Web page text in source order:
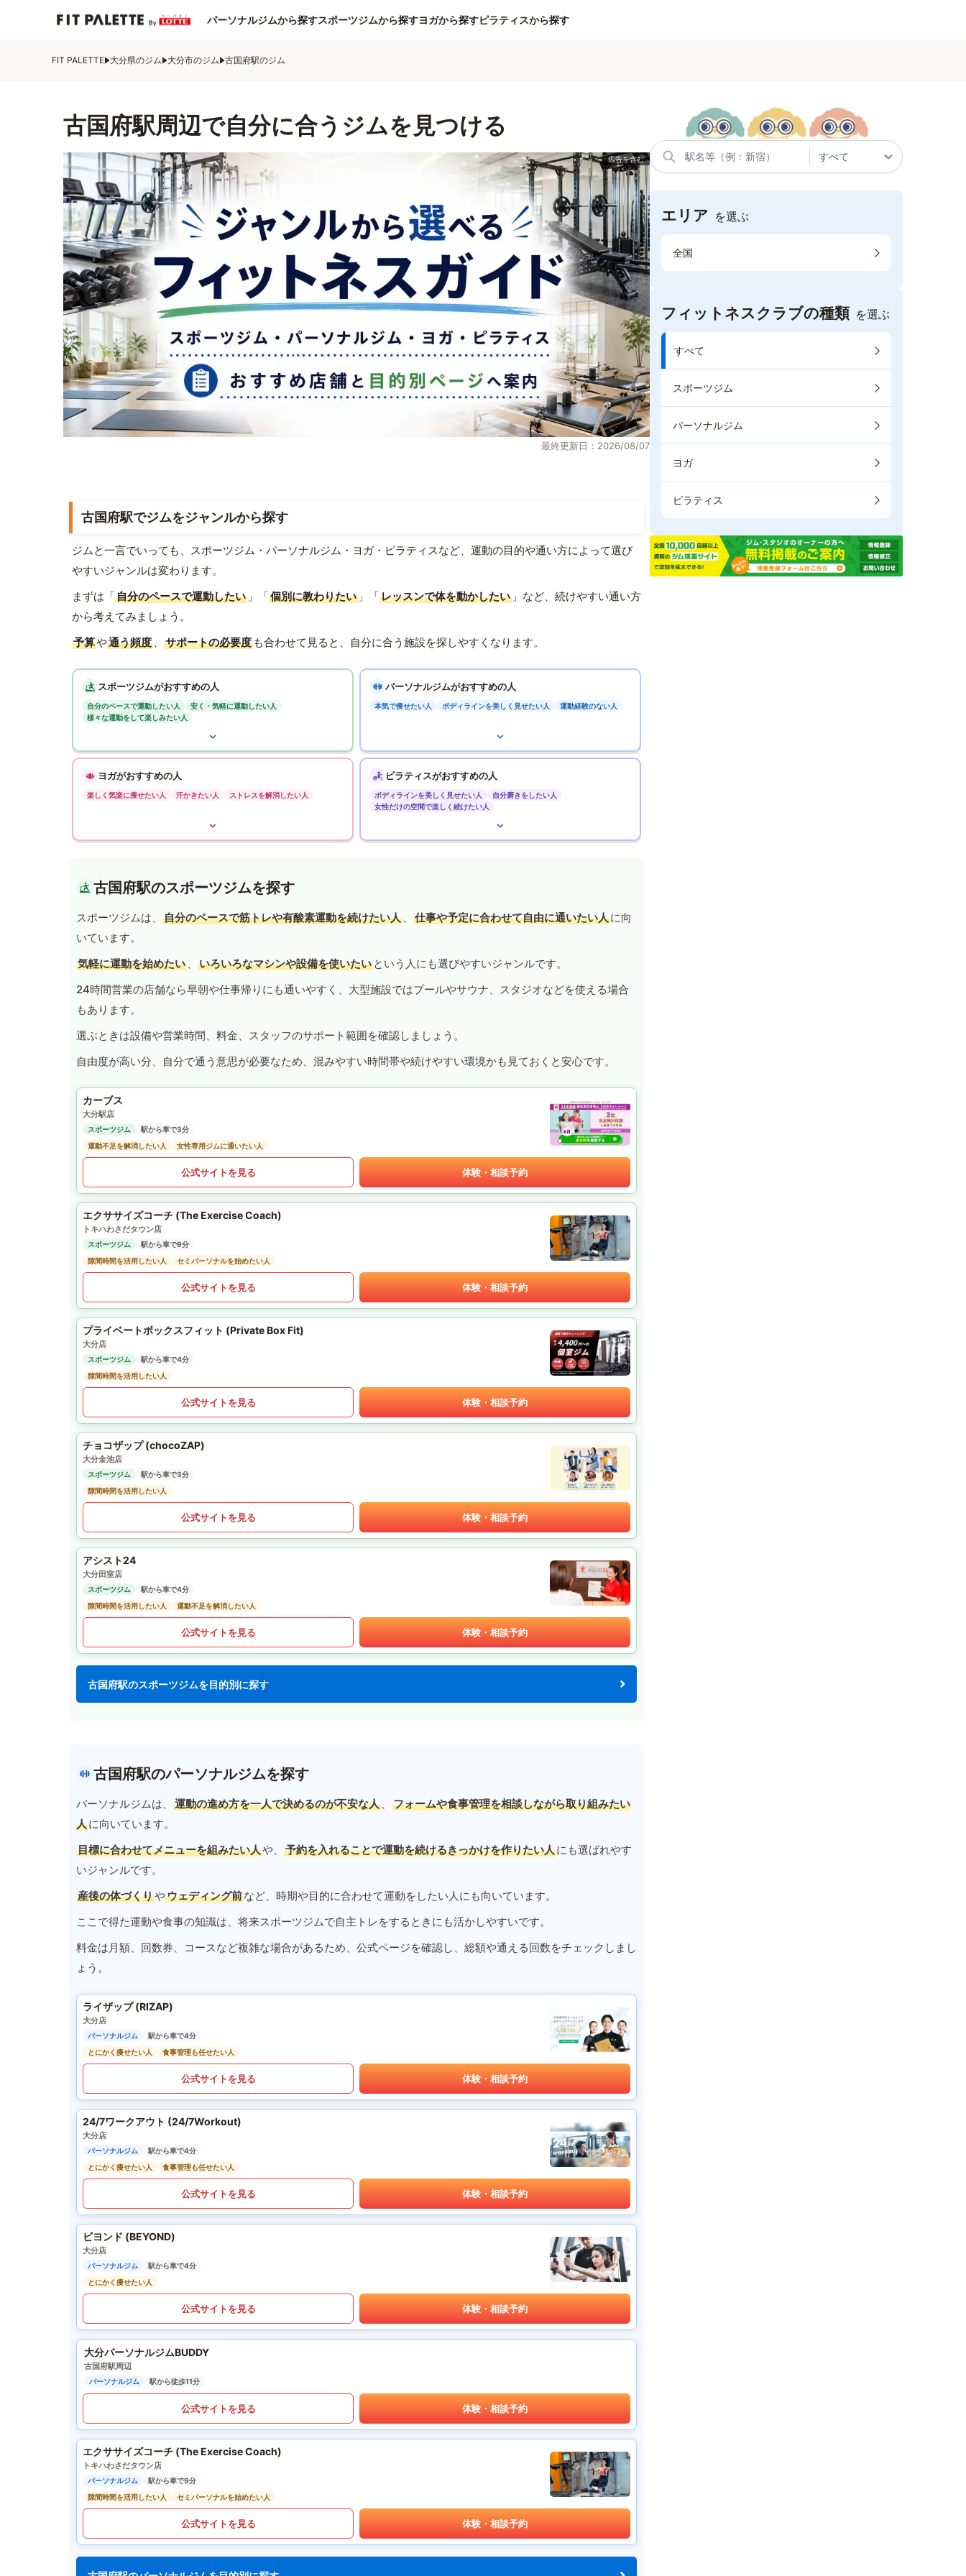
パーソナルジムから探すスポーツジムから探すヨガから探すピラティスから探す
FIT PALETTE 大分県のジム 大分市のジム 古国府駅のジム
古国府駅周辺で自分に合うジムを見つける
最終更新日：2026/08/07
古国府駅でジムをジャンルから探す
ジムと一言でいっても、スポーツジム・パーソナルジム・ヨガ・ピラティスなど、運動の目的や通い方によって選び
やすいジャンルは変わります。
まずは「自分のペースで運動したい 」「個別に教わりたい 」「レッスンで体を動かしたい 」など、続けやすい通い方
から考えてみましょう。
予算や通う頻度 、 サポートの必要度 も合わせて見ると、自分に合う施設を探しやすくなります。
スポーツジムがおすすめの人
自分のペースで運動したい人
安く・気軽に運動したい人
様々な運動をして楽しみたい人
パーソナルジムがおすすめの人
本気で痩せたい人 ボディラインを美しく見せたい人 運動経験のない人
ヨガがおすすめの人
楽しく気楽に痩せたい人 汗かきたい人 ストレスを解消したい人
ピラティスがおすすめの人
ボディラインを美しく見せたい人
自分磨きをしたい人
女性だけの空間で楽しく続けたい人
古国府駅のスポーツジムを探す
スポーツジムは、 自分のペースで筋トレや有酸素運動を続けたい人 、 仕事や予定に合わせて自由に通いたい人に向
いています。
気軽に運動を始めたい 、 いろいろなマシンや設備を使いたい という人にも選びやすいジャンルです。
24時間営業の店舗なら早朝や仕事帰りにも通いやすく、大型施設ではプールやサウナ、スタジオなどを使える場合
もあります。
選ぶときは設備や営業時間、料金、スタッフのサポート範囲を確認しましょう。
自由度が高い分、自分で通う意思が必要なため、混みやすい時間帯や続けやすい環境かも見ておくと安心です。
カーブス
大分駅店
スポーツジム
駅から車で3分
運動不足を解消したい人
女性専用ジムに通いたい人
公式サイトを見る 体験・相談予約
エクササイズコーチ (The Exercise Coach)
トキハわさだタウン店
スポーツジム
駅から車で9分
隙間時間を活用したい人
セミパーソナルを始めたい人
公式サイトを見る 体験・相談予約
プライベートボックスフィット (Private Box Fit)
大分店
スポーツジム
駅から車で4分
隙間時間を活用したい人
公式サイトを見る 体験・相談予約
チョコザップ (chocoZAP)
大分金池店
スポーツジム
駅から車で3分
隙間時間を活用したい人
公式サイトを見る 体験・相談予約
アシスト24
大分田室店
スポーツジム
駅から車で4分
隙間時間を活用したい人
運動不足を解消したい人
公式サイトを見る 体験・相談予約
古国府駅のスポーツジムを目的別に探す
古国府駅のパーソナルジムを探す
パーソナルジムは、 運動の進め方を一人で決めるのが不安な人 、
フォームや食事管理を相談しながら取り組みたい
人に向いています。
目標に合わせてメニューを組みたい人や、 予約を入れることで運動を続けるきっかけを作りたい人にも選ばれやす
いジャンルです。
産後の体づくりやウェディング前など、時期や目的に合わせて運動をしたい人にも向いています。
ここで得た運動や食事の知識は、将来スポーツジムで自主トレをするときにも活かしやすいです。
料金は月額、回数券、コースなど複雑な場合があるため、公式ページを確認し、総額や通える回数をチェックしまし
ょう。
ライザップ (RIZAP)
大分店
パーソナルジム
駅から車で4分
とにかく痩せたい人
食事管理も任せたい人
公式サイトを見る 体験・相談予約
24/7ワークアウト (24/7Workout)
大分店
パーソナルジム
駅から車で4分
とにかく痩せたい人
食事管理も任せたい人
公式サイトを見る 体験・相談予約
ビヨンド (BEYOND)
大分店
パーソナルジム
駅から車で4分
とにかく痩せたい人
公式サイトを見る 体験・相談予約
大分パーソナルジムBUDDY
古国府駅周辺
パーソナルジム 駅から徒歩11分
公式サイトを見る 体験・相談予約
エクササイズコーチ (The Exercise Coach)
トキハわさだタウン店
パーソナルジム
駅から車で9分
隙間時間を活用したい人
セミパーソナルを始めたい人
公式サイトを見る 体験・相談予約
エリア を選ぶ
全国
フィットネスクラブの種類 を選ぶ
すべて
スポーツジム
パーソナルジム
ヨガ
ピラティス